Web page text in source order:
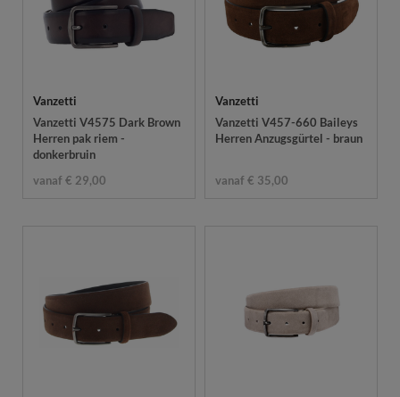
Vanzetti
Vanzetti V4575 Dark Brown
Herren pak riem -
donkerbruin
vanaf € 29,00
Vanzetti
Vanzetti V457-660 Baileys
Herren Anzugsgürtel - braun
vanaf € 35,00